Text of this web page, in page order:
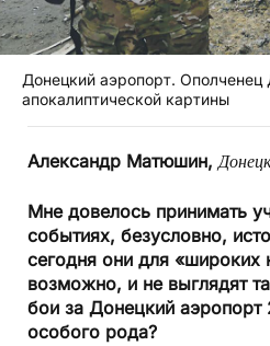
Донецкий аэропорт.
апокалиптической картины
Александр Матюшин,Донецк
Мне довелось принимать
событиях, безусловно,
сегодня они для «широких
возможно, и не выглядят
бои за Донецкий аэропорт
особого рода?